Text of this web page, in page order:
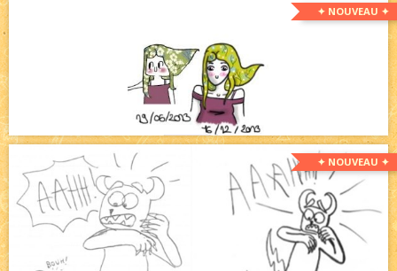
✦ NOUVEAU ✦
✦ NOUVEAU ✦